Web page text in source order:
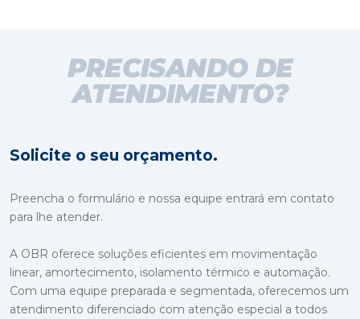
PRECISANDO DE
ATENDIMENTO?
Solicite o seu orçamento.
Preencha o formulário e nossa equipe entrará em contato
para lhe atender.
A OBR oferece soluções eficientes em movimentação
linear, amortecimento, isolamento térmico e automação.
Com uma equipe preparada e segmentada, oferecemos um
atendimento diferenciado com atenção especial a todos